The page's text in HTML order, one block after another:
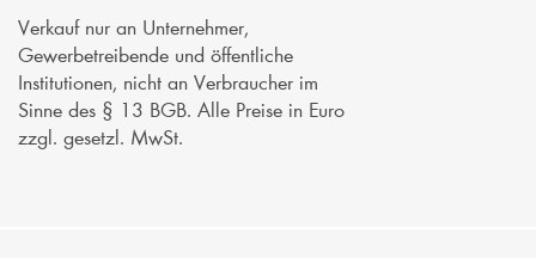
Verkauf nur an Unternehmer,
Gewerbetreibende und öffentliche
Institutionen, nicht an Verbraucher im
Sinne des § 13 BGB. Alle Preise in Euro
zzgl. gesetzl. MwSt.